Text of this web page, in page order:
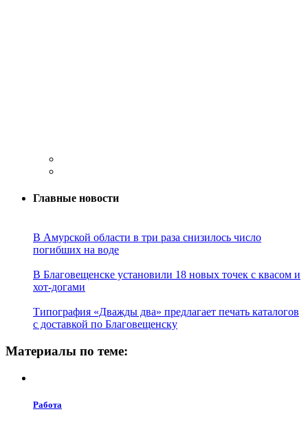
Главные новости
В Амурской области в три раза снизилось число
погибших на воде
В Благовещенске установили 18 новых точек с квасом и
хот-догами
Типография «Дважды два» предлагает печать каталогов
с доставкой по Благовещенску
Материалы по теме:
Работа